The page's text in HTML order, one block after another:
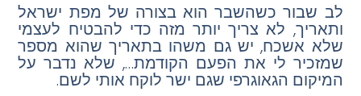
לב שבור כשהשבר הוא בצורה של מפת ישראל
ותאריך, לא צריך יותר מזה כדי להבטיח לעצמי
שלא אשכח, יש גם משהו בתאריך שהוא מספר
שמזכיר לי את הפעם הקודמת…, שלא נדבר על
המיקום הגאוגרפי שגם ישר לוקח אותי לשם.